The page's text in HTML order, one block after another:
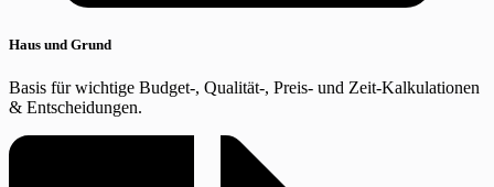
Haus und Grund
Basis für wichtige Budget-, Qualität-, Preis- und Zeit-Kalkulationen
& Entscheidungen.